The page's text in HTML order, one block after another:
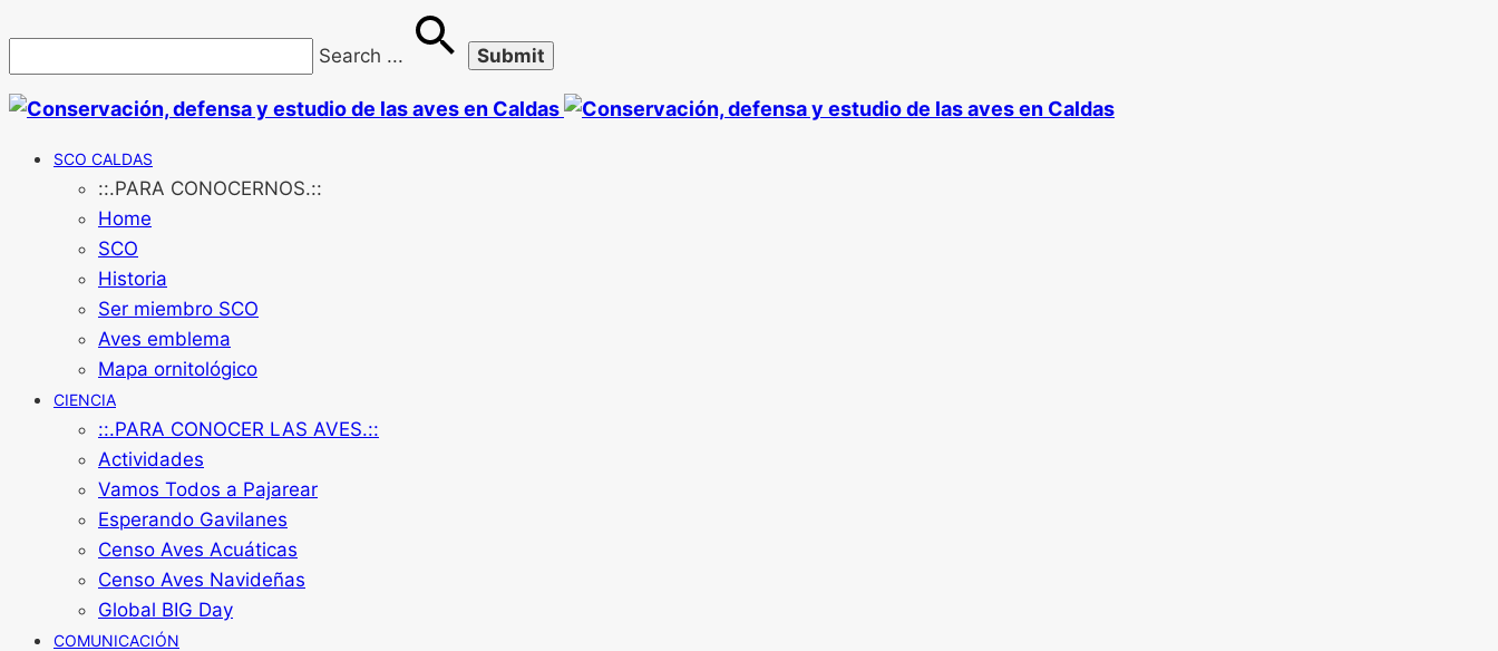
Search ...
SCO CALDAS
::.PARA CONOCERNOS.::
Home
SCO
Historia
Ser miembro SCO
Aves emblema
Mapa ornitológico
CIENCIA
::.PARA CONOCER LAS AVES.::
Actividades
Vamos Todos a Pajarear
Esperando Gavilanes
Censo Aves Acuáticas
Censo Aves Navideñas
Global BIG Day
COMUNICACIÓN